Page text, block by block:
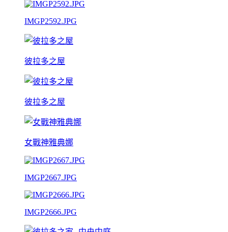
IMGP2592.JPG
彼拉多之屋
彼拉多之屋
女戰神雅典娜
IMGP2667.JPG
IMGP2666.JPG